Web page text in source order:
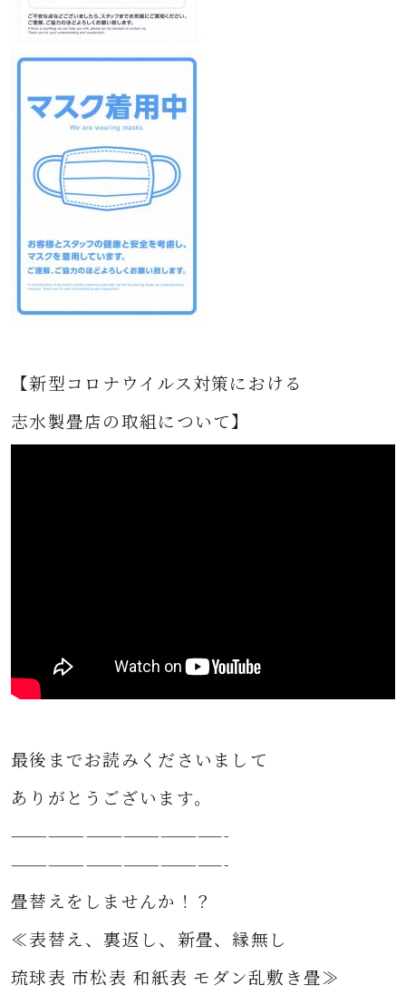
【新型コロナウイルス対策における
志水製畳店の取組について】
最後までお読みくださいまして
ありがとうございます。
—————————————————-
—————————————————-
畳替えをしませんか！？
≪表替え、裏返し、新畳、縁無し
琉球表 市松表 和紙表 モダン乱敷き畳≫